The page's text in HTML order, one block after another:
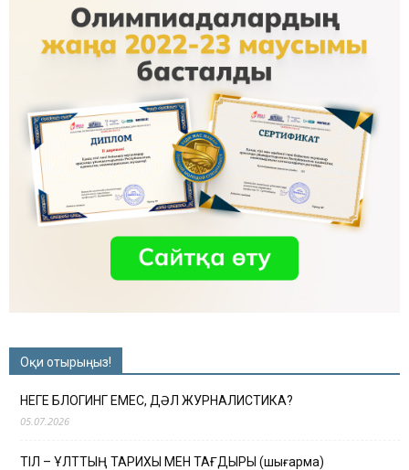
Оқи отырыңыз!
НЕГЕ БЛОГИНГ ЕМЕС, ДӘЛ ЖУРНАЛИСТИКА?
05.07.2026
ТІЛ – ҰЛТТЫҢ ТАРИХЫ МЕН ТАҒДЫРЫ (шығарма)